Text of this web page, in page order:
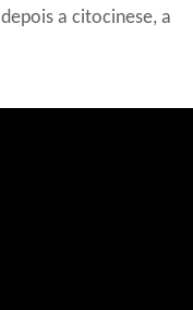
a citocinese, a